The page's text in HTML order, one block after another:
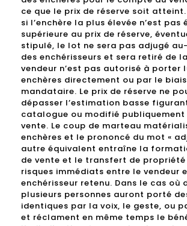
ce que le prix de réserve soit
si l’enchère la plus élevée n’est pas
supérieure au prix de réserve,
stipulé, le lot ne sera pas adjugé
des enchérisseurs et sera retiré de
vendeur n’est pas autorisé à porter
enchères directement ou par le biais
mandataire. Le prix de réserve ne
dépasser l’estimation basse
catalogue ou modifié
vente. Le coup de marteau
enchères et le prononcé du mot «
autre équivalent entraîne la
de vente et le transfert de propriété
risques immédiats entre le vendeur
enchérisseur retenu. Dans le cas où
plusieurs personnes auront porté
identiques par la voix, le geste, ou
et réclament en même temps le